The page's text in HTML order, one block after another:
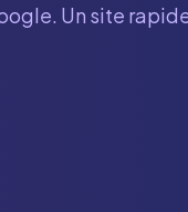
Un site